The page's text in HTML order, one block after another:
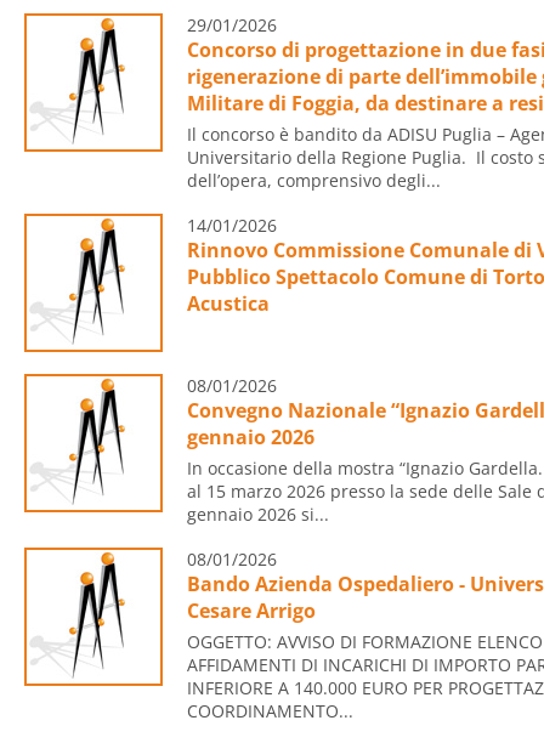
29/01/2026
Concorso di progettazione in due
rigenerazione di parte
Militare di Foggia, da destinare a
Il concorso è bandito da ADISU Puglia –
Universitario della Regione Puglia. Il costo
dell’opera, comprensivo degli...
14/01/2026
Rinnovo Commissione Comunale di
Pubblico Spettacolo Comune di
Acustica
08/01/2026
Convegno Nazionale “Ignazio
gennaio 2026
In occasione della mostra “Ignazio
al 15 marzo 2026 presso la sede delle Sale
gennaio 2026 si...
08/01/2026
Bando Azienda Ospedaliero -
Cesare Arrigo
OGGETTO: AVVISO DI FORMAZIONE
AFFIDAMENTI DI INCARICHI DI IMPORTO
INFERIORE A 140.000 EURO PER
COORDINAMENTO...